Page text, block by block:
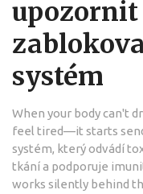
upozornit
systém
When your body can't
feel tired—it starts
systém, který odvádí
tkání a podporuje
works silently behind